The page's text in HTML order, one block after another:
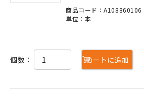
商品コード：A108860106
単位：本
個数： カートに追加